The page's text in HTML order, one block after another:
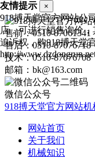
售前：0510-87061341
售后：0510-87076718
技术：0510-87076708
邮箱：bk@163.com
微信公众号
918搏天堂官方网站
网站首页
关于我们
机械知识
友情提示 ×
918搏天堂官方网站公
店，可进行销售询价
追诉权，购918搏天堂
http://